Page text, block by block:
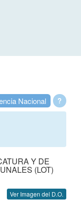
?
Nacional
Y DE
(LOT)
Ver Imagen del D.O.